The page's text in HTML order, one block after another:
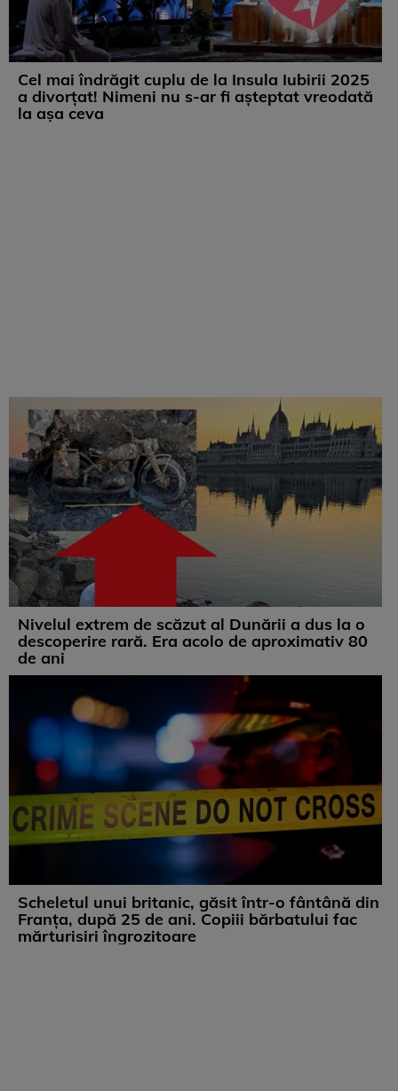
Cel mai îndrăgit cuplu de la Insula Iubirii 2025
a divorțat! Nimeni nu s-ar fi așteptat vreodată
la așa ceva
Nivelul extrem de scăzut al Dunării a dus la o
descoperire rară. Era acolo de aproximativ 80
de ani
Scheletul unui britanic, găsit într-o fântână din
Franța, după 25 de ani. Copiii bărbatului fac
mărturisiri îngrozitoare